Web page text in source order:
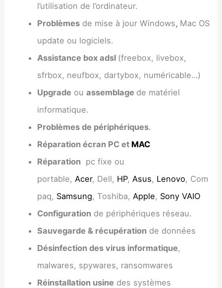
l’utilisation de l’ordinateur.
Problèmesde mise à jour Windows, Mac OS
update ou logiciels.
Assistance box adsl (freebox, livebox,
sfrbox, neufbox, dartybox, numéricable…)
Upgrade ou assemblage de matériel
informatique.
Problèmes de périphériques.
Réparation écran PC et MAC
Réparationpc fixe ou
portable, Acer, Dell, HP, Asus, Lenovo, Com
paq, Samsung, Toshiba, Apple, Sony VAIO
Configurationde périphériques réseau.
Sauvegarde & récupérationde données
Désinfection des virus informatique,
malwares, spywares, ransomwares
Réinstallation usine des systèmes